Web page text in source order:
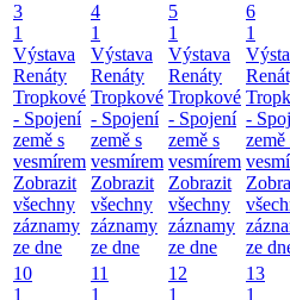
3
1
Výstava
Renáty
Tropkové
- Spojení
země s
vesmírem
Zobrazit
všechny
záznamy
ze dne
4
1
Výstava
Renáty
Tropkové
- Spojení
země s
vesmírem
Zobrazit
všechny
záznamy
ze dne
5
1
Výstava
Renáty
Tropkové
- Spojení
země s
vesmírem
Zobrazit
všechny
záznamy
ze dne
6
1
-
země
ze
10
1
11
1
12
1
13
1